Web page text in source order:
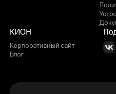
КИОН
Корпоративный сайт
Блог